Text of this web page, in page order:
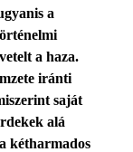
a
a haza.
iránti
saját
alá
kétharmados